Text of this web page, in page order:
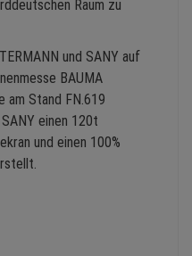
Raum zu
und SANY auf
BAUMA
am Stand FN.619
einen 120t
und einen 100%